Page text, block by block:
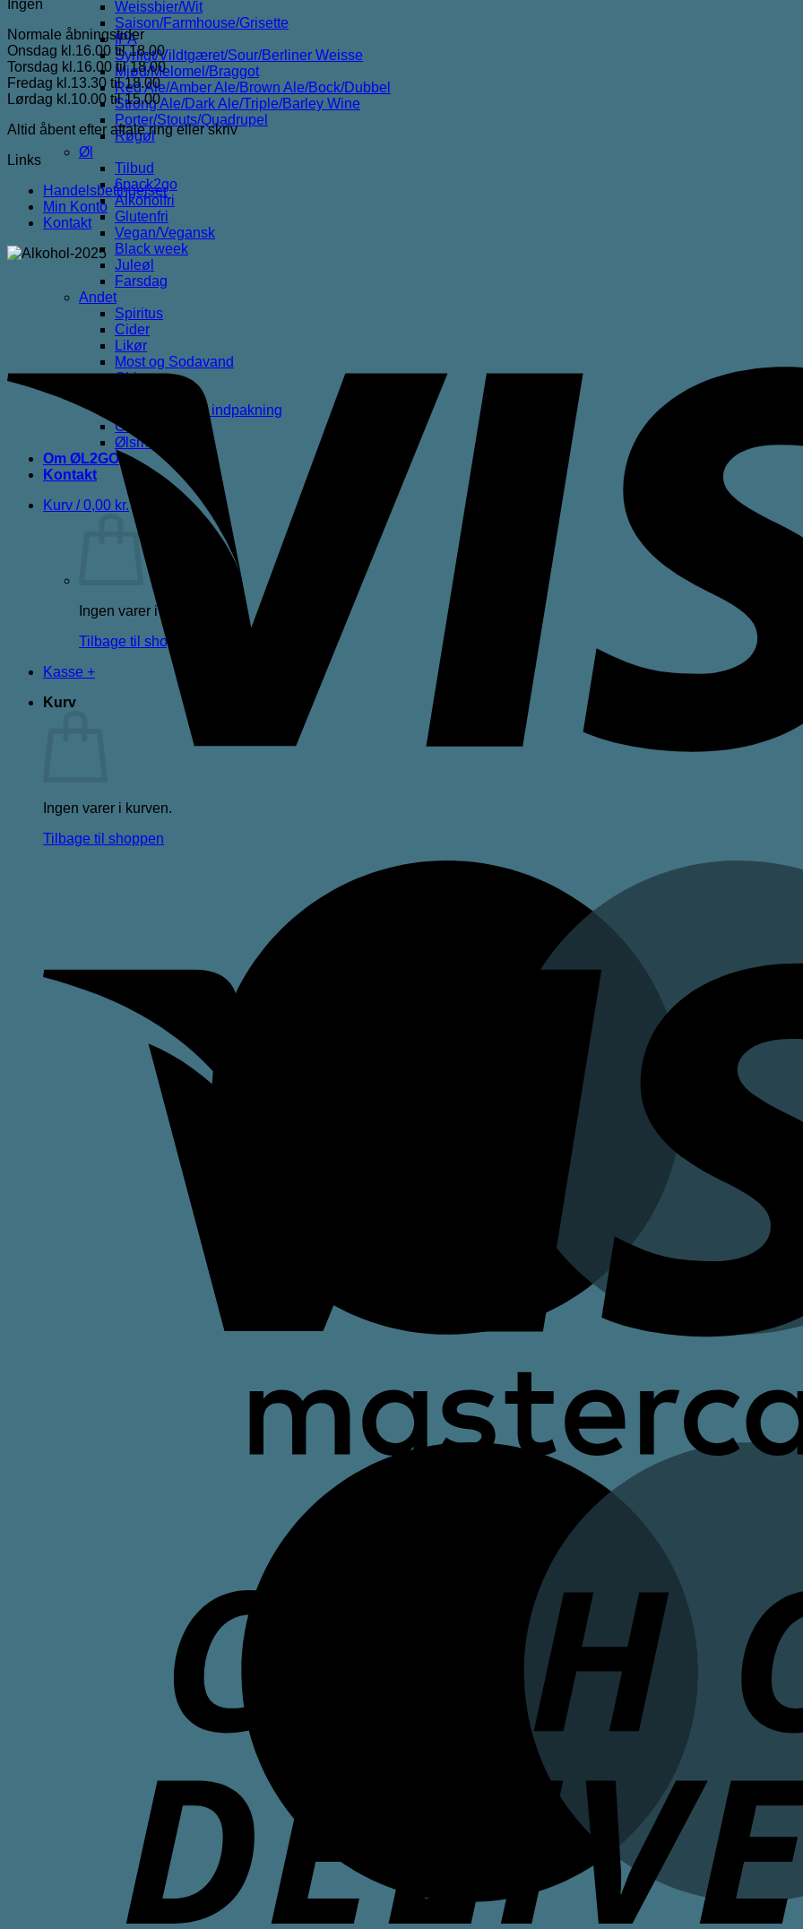
Weissbier/Wit
Saison/Farmhouse/Grisette
IPA
Syrligt/Vildtgæret/Sour/Berliner Weisse
Mjød/Melomel/Braggot
Red Ale/Amber Ale/Brown Ale/Bock/Dubbel
Strong Ale/Dark Ale/Triple/Barley Wine
Porter/Stouts/Quadrupel
Røgøl
Øl
Tilbud
6pack2go
Alkoholfri
Glutenfri
Vegan/Vegansk
Black week
Juleøl
Farsdag
Andet
Spiritus
Cider
Likør
Most og Sodavand
Chips
Gaveæsker og indpakning
Glas
Ølsmagning
Om ØL2GO
Kontakt
Kurv /0,00 kr.
Ingen varer i kurven.
Tilbage til shoppen
Kasse +
Kurv
Ingen varer i kurven.
Tilbage til shoppen
Ingen
Normale åbningstider
Onsdag kl.16.00 til 18.00
Torsdag kl.16.00 til 18.00
Fredag kl.13.30 til 18.00
Lørdag kl.10.00 til 15.00
Altid åbent efter aftale ring eller skriv
Links
Handelsbetingelser
Min Konto
Kontakt